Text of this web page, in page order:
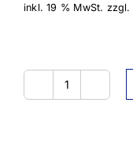
inkl. 19 % MwSt. zzgl.
645-